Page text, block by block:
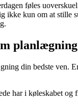
føles
ikke kun om at stille
planlægning
din bedste ven.
har i køleskabet